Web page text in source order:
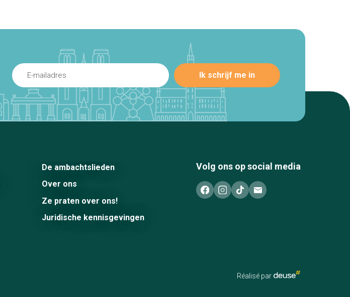
De ambachtslieden
Over ons
Ze praten over ons!
Juridische kennisgevingen
Volg ons op social media
Réalisé par